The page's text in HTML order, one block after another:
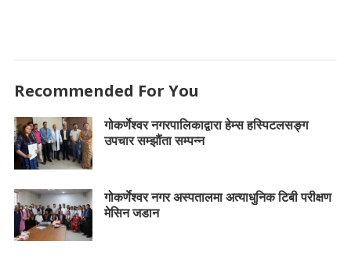
Recommended For You
गोकर्णेश्वर नगरपालिकाद्वारा हेम्स हस्पिटलसङ्ग
उपचार सम्झौंता सम्पन्न
गोकर्णेश्वर नगर अस्पतालमा अत्याधुनिक टिबी परीक्षण
मेसिन जडान